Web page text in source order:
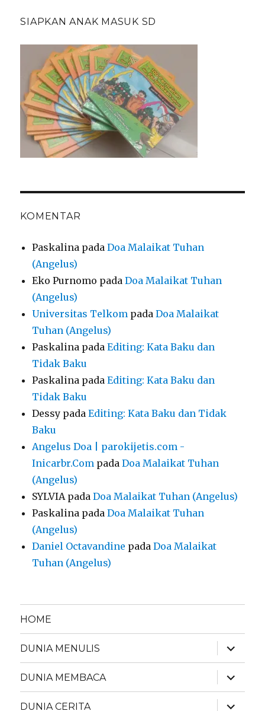
SIAPKAN ANAK MASUK SD
KOMENTAR
Paskalina padaDoa Malaikat Tuhan
(Angelus)
Eko Purnomo padaDoa Malaikat Tuhan
(Angelus)
Universitas Telkom padaDoa Malaikat
Tuhan (Angelus)
Paskalina padaEditing: Kata Baku dan
Tidak Baku
Paskalina padaEditing: Kata Baku dan
Tidak Baku
Dessy padaEditing: Kata Baku dan Tidak
Baku
Angelus Doa | parokijetis.com -
Inicarbr.Com padaDoa Malaikat Tuhan
(Angelus)
SYLVIApadaDoa Malaikat Tuhan (Angelus)
Paskalina padaDoa Malaikat Tuhan
(Angelus)
Daniel Octavandine padaDoa Malaikat
Tuhan (Angelus)
HOME
DUNIA MENULIS
expand
child
menu
DUNIA MEMBACA
expand
child
menu
DUNIA CERITA
expand